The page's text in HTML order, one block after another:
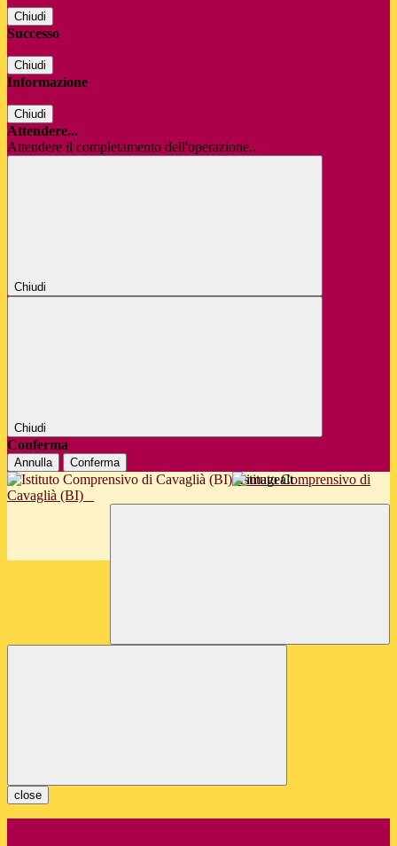
Chiudi
Successo
Chiudi
Informazione
Chiudi
Attendere...
Attendere il completamento dell'operazione...
Chiudi
Chiudi
Conferma
Annulla Conferma
Istituto Comprensivo di
Cavaglià (BI)
close